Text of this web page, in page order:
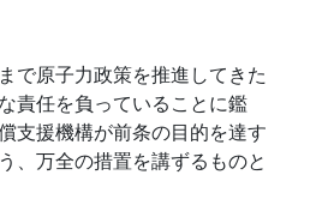
で原子力政策を推進してきた
責任を負っていることに鑑
支援機構が前条の目的を達す
、万全の措置を講ずるものと